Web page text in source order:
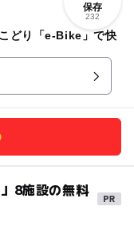
保存
232
どり「e-Bike」で快
8施設の無料